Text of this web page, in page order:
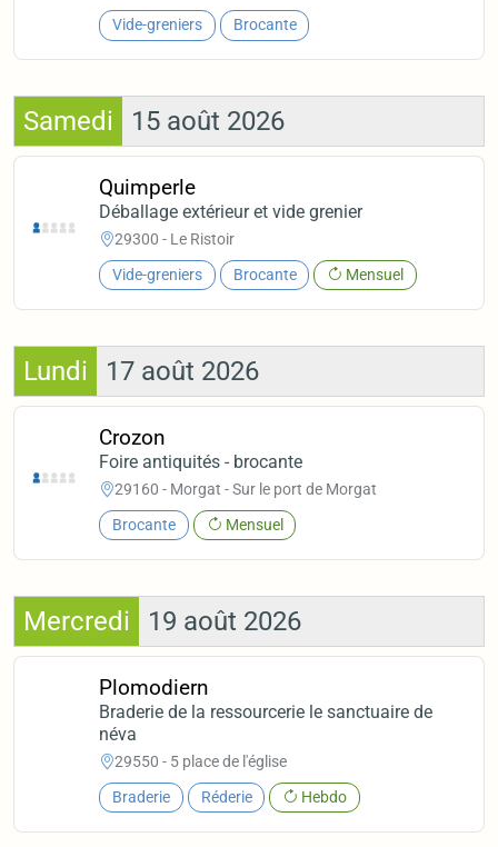
Vide-greniers Brocante
Samedi 15 août 2026
Quimperle
Déballage extérieur et vide grenier
29300 - Le Ristoir
Vide-greniers Brocante Mensuel
Lundi 17 août 2026
Crozon
Foire antiquités - brocante
29160 - Morgat - Sur le port de Morgat
Brocante Mensuel
Mercredi 19 août 2026
Plomodiern
Braderie de la ressourcerie le sanctuaire de
néva
29550 - 5 place de l'église
Braderie Réderie Hebdo